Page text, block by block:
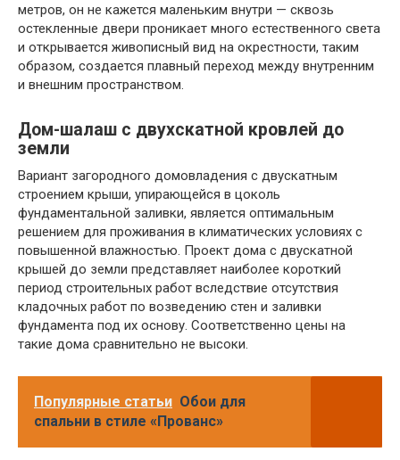
метров, он не кажется маленьким внутри — сквозь
остекленные двери проникает много естественного света
и открывается живописный вид на окрестности, таким
образом, создается плавный переход между внутренним
и внешним пространством.
Дом-шалаш с двухскатной кровлей до
земли
Вариант загородного домовладения с двускатным
строением крыши, упирающейся в цоколь
фундаментальной заливки, является оптимальным
решением для проживания в климатических условиях с
повышенной влажностью. Проект дома с двускатной
крышей до земли представляет наиболее короткий
период строительных работ вследствие отсутствия
кладочных работ по возведению стен и заливки
фундамента под их основу. Соответственно цены на
такие дома сравнительно не высоки.
Популярные статьи Обои для
спальни в стиле «Прованс»